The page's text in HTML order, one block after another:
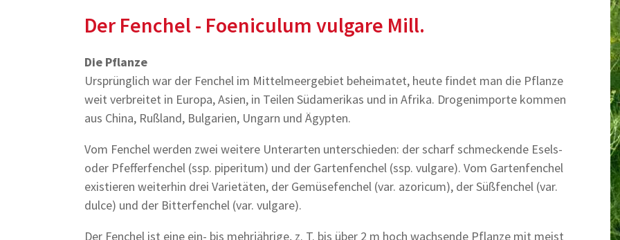
Der Fenchel - Foeniculum vulgare Mill.
Die Pflanze
Ursprünglich war der Fenchel im Mittelmeergebiet beheimatet, heute findet man die Pflanze
weit verbreitet in Europa, Asien, in Teilen Südamerikas und in Afrika. Drogenimporte kommen
aus China, Rußland, Bulgarien, Ungarn und Ägypten.
Vom Fenchel werden zwei weitere Unterarten unterschieden: der scharf schmeckende Esels-
oder Pfefferfenchel (ssp. piperitum) und der Gartenfenchel (ssp. vulgare). Vom Gartenfenchel
existieren weiterhin drei Varietäten, der Gemüsefenchel (var. azoricum), der Süßfenchel (var.
dulce) und der Bitterfenchel (var. vulgare).
Der Fenchel ist eine ein- bis mehrjährige, z. T. bis über 2 m hoch wachsende Pflanze mit meist